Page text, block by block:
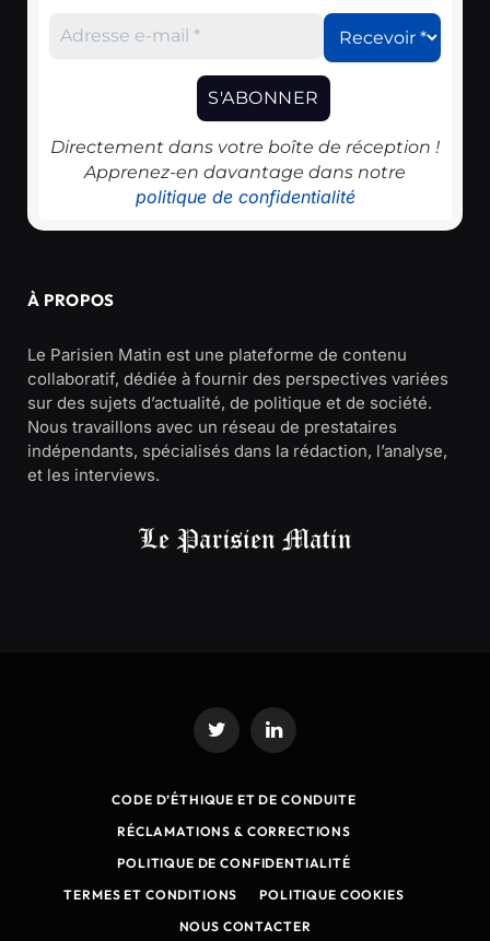
Directement dans votre boîte de réception !
Apprenez-en davantage dans notre
politique de confidentialité
À PROPOS
Le Parisien Matin est une plateforme de contenu
collaboratif, dédiée à fournir des perspectives variées
sur des sujets d’actualité, de politique et de société.
Nous travaillons avec un réseau de prestataires
indépendants, spécialisés dans la rédaction, l’analyse,
et les interviews.
Twitter LinkedIn
CODE D’ÉTHIQUE ET DE CONDUITE
RÉCLAMATIONS & CORRECTIONS
POLITIQUE DE CONFIDENTIALITÉ
TERMES ET CONDITIONS
POLITIQUE COOKIES
NOUS CONTACTER